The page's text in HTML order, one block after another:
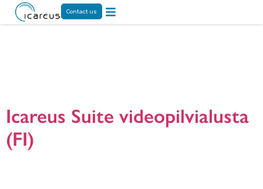
Contact us
Icareus Suite videopilvialusta
(FI)